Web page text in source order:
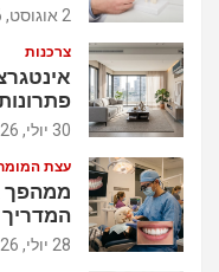
2 אוגוסט, 2026
צרכנות
30 יולי, 2026
עצת
ממהפך
28 יולי, 2026